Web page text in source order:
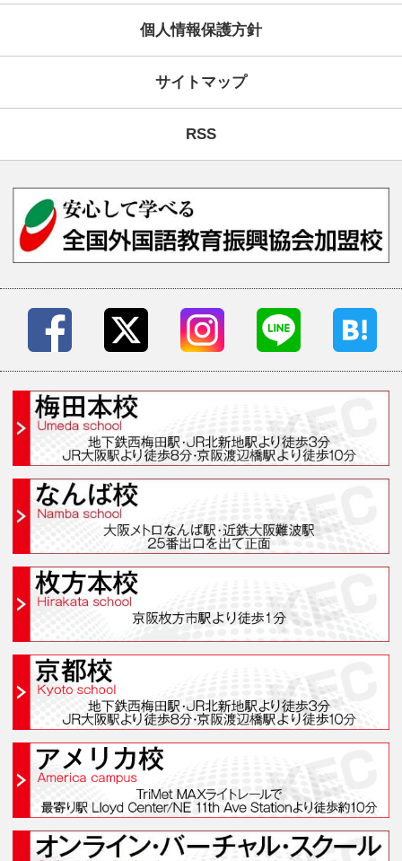
受講生の声
学院案内・校舎一覧
梅田本校(梅田スクール
なんば校(なんばスクー
枚方本校(枚方スクール
アメリカ校(アメリカキャン
オンライン・バーチャル・ス
オンラインスクールと
おすすめ＆人気コースラン
よくあるご質問
法人向けサービス